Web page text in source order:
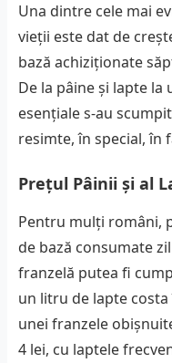
Una dintre cele mai
vieții este dat de
bază achiziționate
De la pâine și lapte la
esențiale s-au
resimte, în special, în
Prețul Pâinii și al
Pentru mulți români,
de bază consumate
franzelă putea fi
un litru de lapte
unei franzele
4 lei, cu laptele